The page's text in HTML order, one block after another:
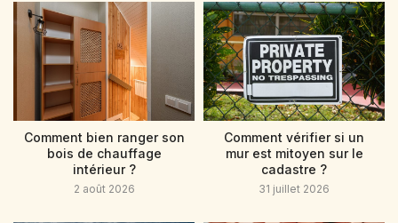
Comment bien ranger son
bois de chauffage
intérieur ?
2 août 2026
Comment vérifier si un
mur est mitoyen sur le
cadastre ?
31 juillet 2026